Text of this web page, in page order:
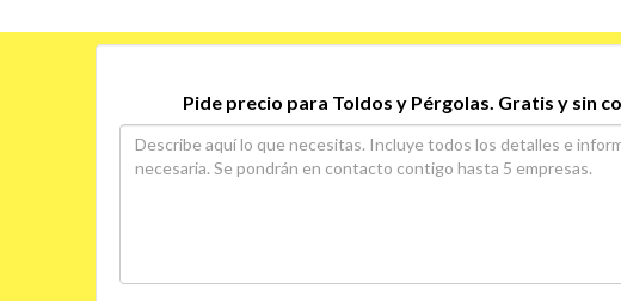
Pide precio para Toldos y Pérgolas. Gratis y sin